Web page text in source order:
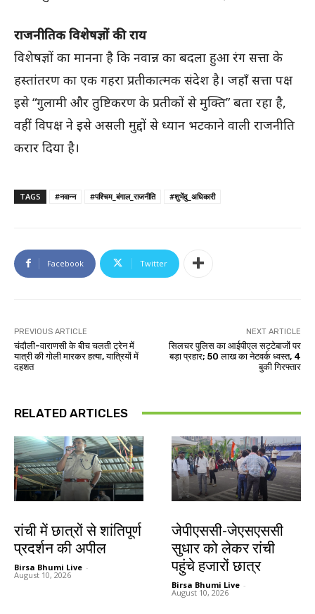
राजनीतिक विशेषज्ञों की राय
विशेषज्ञों का मानना है कि नवान्न का बदला हुआ रंग सत्ता के
हस्तांतरण का एक गहरा प्रतीकात्मक संदेश है। जहाँ सत्ता पक्ष
इसे “गुलामी और तुष्टिकरण के प्रतीकों से मुक्ति” बता रहा है,
वहीं विपक्ष ने इसे असली मुद्दों से ध्यान भटकाने वाली राजनीति
करार दिया है।
TAGS #नवान्न #पश्चिम_बंगाल_राजनीति #शुभेंदु_अधिकारी
Facebook Twitter
PREVIOUS ARTICLE
चंदौली-वाराणसी के बीच चलती ट्रेन में
यात्री की गोली मारकर हत्या, यात्रियों में
दहशत
NEXT ARTICLE
सिलचर पुलिस का आईपीएल सट्टेबाजों पर
बड़ा प्रहार; 50 लाख का नेटवर्क ध्वस्त, 4
बुकी गिरफ्तार
RELATED ARTICLES
रांची में छात्रों से शांतिपूर्ण
प्रदर्शन की अपील
Birsa Bhumi Live -
August 10, 2026
जेपीएससी-जेएसएससी
सुधार को लेकर रांची
पहुंचे हजारों छात्र
Birsa Bhumi Live -
August 10, 2026